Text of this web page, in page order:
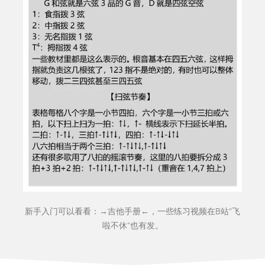
新手入门可以看看：→吉他手册←，一些练习视频在B站“飞
啦不休”也有发。